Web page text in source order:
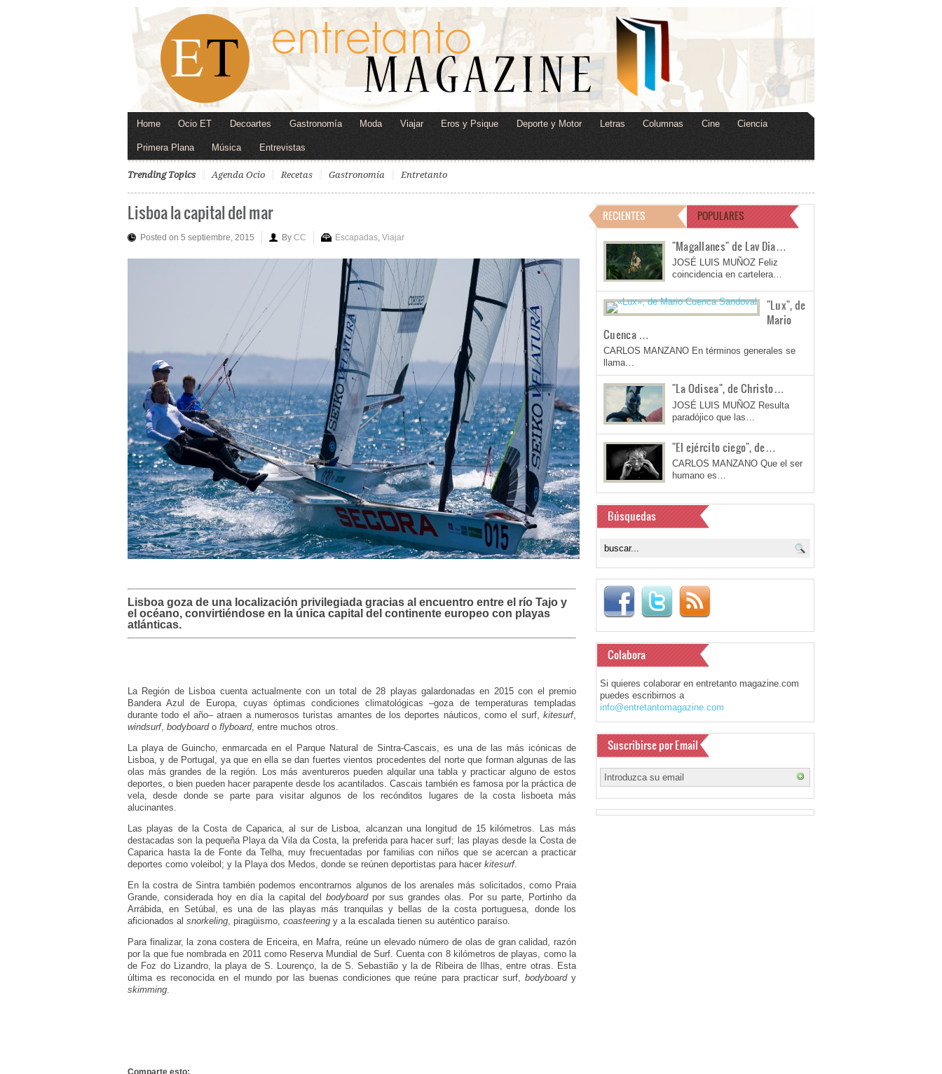
Home Ocio ET Decoartes Gastronomía Moda Viajar Eros y Psique Deporte y Motor Letras Columnas Cine Ciencia
Primera Plana Música Entrevistas
Trending Topics Agenda Ocio Recetas Gastronomía Entretanto
Lisboa la capital del mar
Posted on 5 septiembre, 2015 By CC Escapadas Viajar
Lisboa goza de una localización privilegiada gracias al encuentro entre el río Tajo y
el océano, convirtiéndose en la única capital del continente europeo con playas
atlánticas.
La Región de Lisboa cuenta actualmente con un total de 28 playas galardonadas en 2015 con el premio
Bandera Azul de Europa, cuyas óptimas condiciones climatológicas –goza de temperaturas templadas
durante todo el año– atraen a numerosos turistas amantes de los deportes náuticos, como el surf, kitesurf,
windsurf, bodyboardo flyboard, entre muchos otros.
La playa de Guincho, enmarcada en el Parque Natural de Sintra-Cascais, es una de las más icónicas de
Lisboa, y de Portugal, ya que en ella se dan fuertes vientos procedentes del norte que forman algunas de las
olas más grandes de la región. Los más aventureros pueden alquilar una tabla y practicar alguno de estos
deportes, o bien pueden hacer parapente desde los acantilados. Cascais también es famosa por la práctica de
vela, desde donde se parte para visitar algunos de los recónditos lugares de la costa lisboeta más
alucinantes.
Las playas de la Costa de Caparica, al sur de Lisboa, alcanzan una longitud de 15 kilómetros. Las más
destacadas son la pequeña Playa da Vila da Costa, la preferida para hacer surf; las playas desde la Costa de
Caparica hasta la de Fonte da Telha, muy frecuentadas por familias con niños que se acercan a practicar
deportes como voleibol; y la Playa dos Medos, donde se reúnen deportistas para hacer kitesurf.
En la costra de Sintra también podemos encontrarnos algunos de los arenales más solicitados, como Praia
Grande, considerada hoy en día la capital del bodyboardpor sus grandes olas. Por su parte, Portinho da
Arrábida, en Setúbal, es una de las playas más tranquilas y bellas de la costa portuguesa, donde los
aficionados al snorkeling , piragüismo, coasteering y a la escalada tienen su auténtico paraíso.
Para finalizar, la zona costera de Ericeira, en Mafra, reúne un elevado número de olas de gran calidad, razón
por la que fue nombrada en 2011 como Reserva Mundial de Surf. Cuenta con 8 kilómetros de playas, como la
de Foz do Lizandro, la playa de S. Lourenço, la de S. Sebastião y la de Ribeira de Ilhas, entre otras. Esta
última es reconocida en el mundo por las buenas condiciones que reúne para practicar surf, bodyboardy
skimming
Comparte esto:
RECIENTES POPULARES
"Magallanes" de Lav Dia…
JOSÉ LUIS MUÑOZ Feliz
coincidencia en cartelera…
"Lux", de
Mario
Cuenca …
CARLOS MANZANO En términos generales se
llama…
"La Odisea", de Christo…
JOSÉ LUIS MUÑOZ Resulta
paradójico que las…
"El ejército ciego", de…
CARLOS MANZANO Que el ser
humano es…
Búsquedas
Colabora
Si quieres colaborar en entretanto magazine.com
puedes escribirnos a
info@entretantomagazine.com
Suscribirse por Email